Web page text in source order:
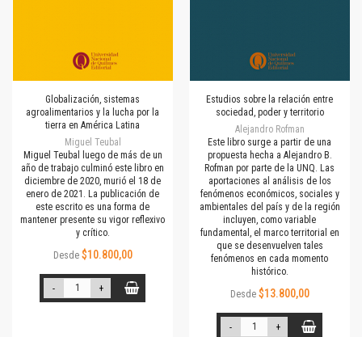
Globalización, sistemas
agroalimentarios y la lucha por la
tierra en América Latina
Miguel Teubal
Miguel Teubal luego de más de un
año de trabajo culminó este libro en
diciembre de 2020, murió el 18 de
enero de 2021. La publicación de
este escrito es una forma de
mantener presente su vigor reflexivo
y crítico.
Desde $10.800,00
- +
Estudios sobre la relación entre
sociedad, poder y territorio
Alejandro Rofman
Este libro surge a partir de una
propuesta hecha a Alejandro B.
Rofman por parte de la UNQ. Las
aportaciones al análisis de los
fenómenos económicos, sociales y
ambientales del país y de la región
incluyen, como variable
fundamental, el marco territorial en
que se desenvuelven tales
fenómenos en cada momento
histórico.
Desde $13.800,00
- +